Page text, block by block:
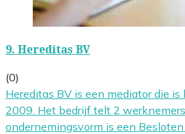
9. Hereditas BV
(0)
Hereditas BV is een mediator die
2009. Het bedrijf telt 2
ondernemingsvorm is een Besloten